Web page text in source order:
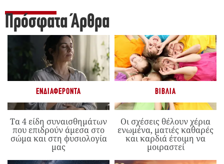
Πρόσφατα Άρθρα
ΕΝΔΙΑΦΈΡΟΝΤΑ
Τα 4 είδη συναισθημάτων
που επιδρούν άμεσα στο
σώμα και στη φυσιολογία
μας
ΒΙΒΛΊΑ
Οι σχέσεις θέλουν χέρια
ενωμένα, ματιές καθαρές
και καρδιά έτοιμη να
μοιραστεί